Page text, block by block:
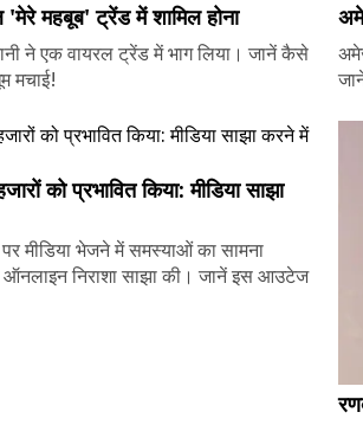
महबूब' ट्रेंड में शामिल होना
ने एक वायरल ट्रेंड में भाग लिया। जानें कैसे
मचाई!
को प्रभावित किया: मीडिया साझा
पर मीडिया भेजने में समस्याओं का सामना
ऑनलाइन निराशा साझा की। जानें इस आउटेज